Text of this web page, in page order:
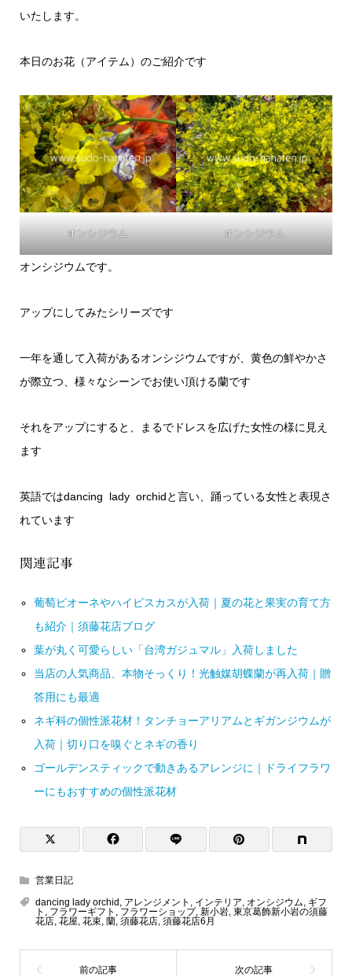
いたします。
本日のお花（アイテム）のご紹介です
オンシジウム オンシジウム
オンシジウムです。
アップにしてみたシリーズです
一年を通して入荷があるオンシジウムですが、黄色の鮮やかさ
が際立つ、様々なシーンでお使い頂ける蘭です
それをアップにすると、まるでドレスを広げた女性の様に見え
ます
英語ではdancing lady orchidと言い、踊っている女性と表現さ
れています
関連記事
葡萄ピオーネやハイビスカスが入荷｜夏の花と果実の育て方
も紹介｜須藤花店ブログ
葉が丸く可愛らしい「台湾ガジュマル」入荷しました
当店の人気商品、本物そっくり！光触媒胡蝶蘭が再入荷｜贈
答用にも最適
ネギ科の個性派花材！タンチョーアリアムとギガンジウムが
入荷｜切り口を嗅ぐとネギの香り
ゴールデンスティックで動きあるアレンジに｜ドライフラワ
ーにもおすすめの個性派花材
営業日記
dancing lady orchid , アレンジメント , インテリア, オンシジウム, ギフ
ト , フラワーギフト , フラワーショップ, 新小岩, 東京葛飾新小岩の須藤
花店, 花屋, 花束, 蘭, 須藤花店, 須藤花店6月